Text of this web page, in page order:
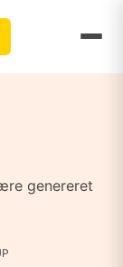
genereret